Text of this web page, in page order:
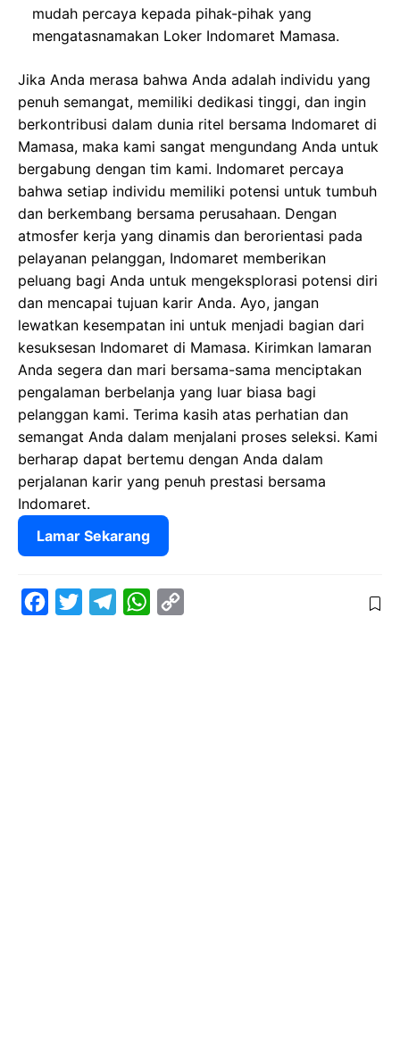
mudah percaya kepada pihak-pihak yang
mengatasnamakan Loker Indomaret Mamasa.
Jika Anda merasa bahwa Anda adalah individu yang
penuh semangat, memiliki dedikasi tinggi, dan ingin
berkontribusi dalam dunia ritel bersama Indomaret di
Mamasa, maka kami sangat mengundang Anda untuk
bergabung dengan tim kami. Indomaret percaya
bahwa setiap individu memiliki potensi untuk tumbuh
dan berkembang bersama perusahaan. Dengan
atmosfer kerja yang dinamis dan berorientasi pada
pelayanan pelanggan, Indomaret memberikan
peluang bagi Anda untuk mengeksplorasi potensi diri
dan mencapai tujuan karir Anda. Ayo, jangan
lewatkan kesempatan ini untuk menjadi bagian dari
kesuksesan Indomaret di Mamasa. Kirimkan lamaran
Anda segera dan mari bersama-sama menciptakan
pengalaman berbelanja yang luar biasa bagi
pelanggan kami. Terima kasih atas perhatian dan
semangat Anda dalam menjalani proses seleksi. Kami
berharap dapat bertemu dengan Anda dalam
perjalanan karir yang penuh prestasi bersama
Indomaret.
Lamar Sekarang
W